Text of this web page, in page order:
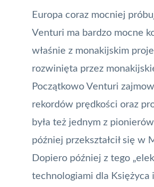
Europa coraz mocniej
Venturi ma bardzo mocne
właśnie z monakijskim
rozwinięta przez
Początkowo Venturi
rekordów prędkości oraz
była też jednym z
później przekształcił się w
Dopiero później z tego
technologiami dla Księżyca